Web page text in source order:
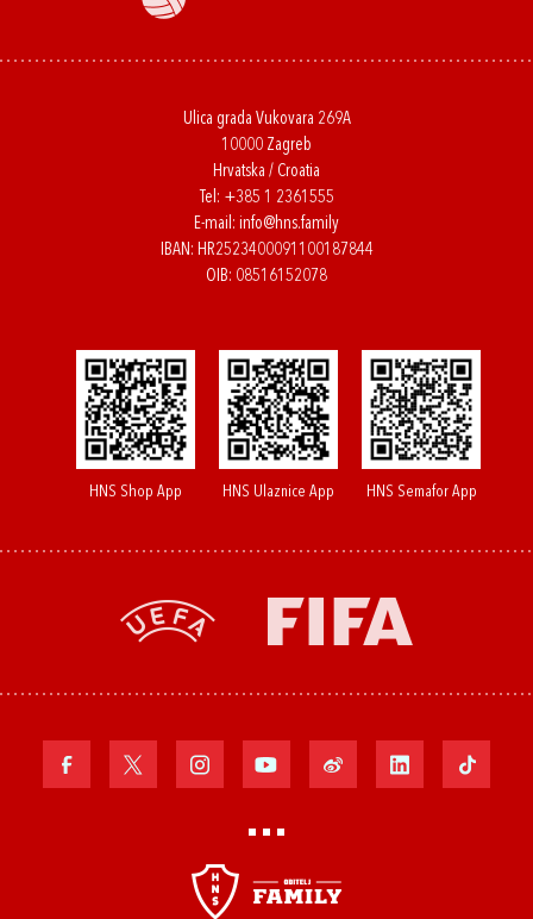
Ulica grada Vukovara 269A
10000 Zagreb
Hrvatska / Croatia
Tel: +385 1 2361555
E-mail: info@hns.family
IBAN: HR2523400091100187844
OIB: 08516152078
HNS Shop App HNS Ulaznice App HNS Semafor App